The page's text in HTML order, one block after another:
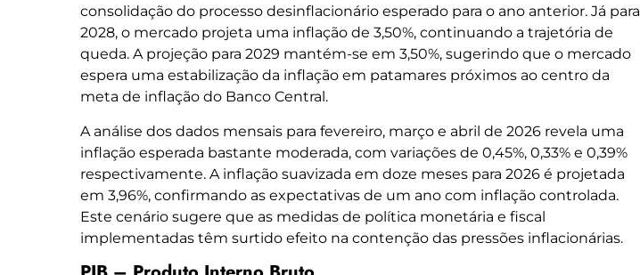
consolidação do processo desinflacionário esperado para o ano anterior. Já para
2028, o mercado projeta uma inflação de 3,50%, continuando a trajetória de
queda. A projeção para 2029 mantém-se em 3,50%, sugerindo que o mercado
espera uma estabilização da inflação em patamares próximos ao centro da
meta de inflação do Banco Central.
A análise dos dados mensais para fevereiro, março e abril de 2026 revela uma
inflação esperada bastante moderada, com variações de 0,45%, 0,33% e 0,39%
respectivamente. A inflação suavizada em doze meses para 2026 é projetada
em 3,96%, confirmando as expectativas de um ano com inflação controlada.
Este cenário sugere que as medidas de política monetária e fiscal
implementadas têm surtido efeito na contenção das pressões inflacionárias.